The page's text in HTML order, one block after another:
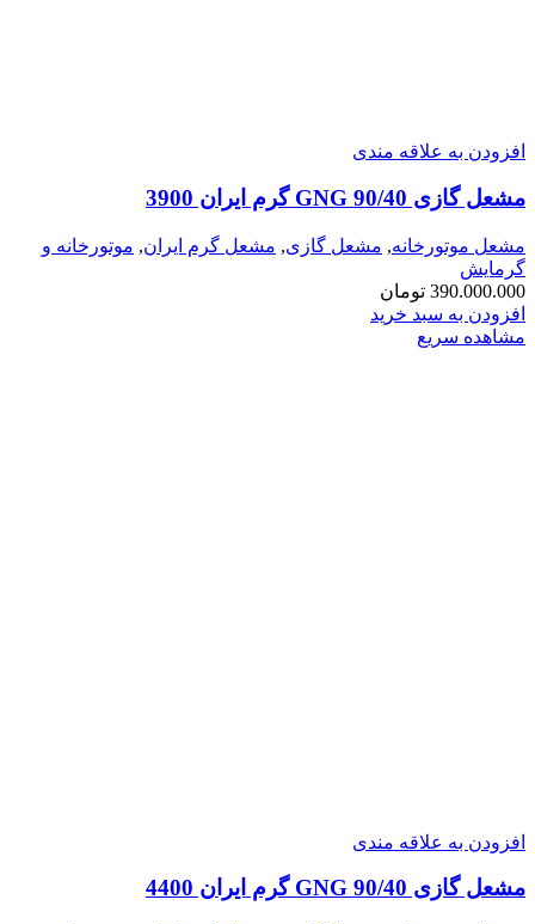
افزودن به علاقه مندی
مشعل گازی GNG 90/40 گرم ایران 3900
مشعل موتورخانه, مشعل گازی, مشعل گرم ایران, موتورخانه و
گرمایش
390.000.000 تومان
افزودن به سبد خرید
مشاهده سریع
افزودن به علاقه مندی
مشعل گازی GNG 90/40 گرم ایران 4400